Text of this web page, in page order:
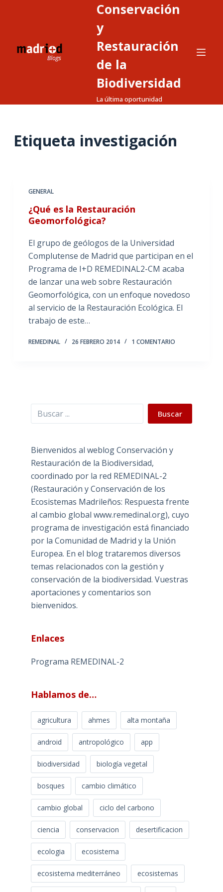
l
Conservación
y
Restauración
de la
Biodiversidad
La última oportunidad
Etiqueta investigación
GENERAL
¿Qué es la Restauración
Geomorfológica?
El grupo de geólogos de la Universidad
Complutense de Madrid que participan en el
Programa de I+D REMEDINAL2-CM acaba
de lanzar una web sobre Restauración
Geomorfológica, con un enfoque novedoso
al servicio de la Restauración Ecológica. El
trabajo de este…
REMEDINAL 26 FEBRERO 2014 1 COMENTARIO
Buscar Buscar
Bienvenidos al weblog Conservación y
Restauración de la Biodiversidad,
coordinado por la red REMEDINAL-2
(Restauración y Conservación de los
Ecosistemas Madrileños: Respuesta frente
al cambio global www.remedinal.org), cuyo
programa de investigación está financiado
por la Comunidad de Madrid y la Unión
Europea. En el blog trataremos diversos
temas relacionados con la gestión y
conservación de la biodiversidad. Vuestras
aportaciones y comentarios son
bienvenidos.
Enlaces
Programa REMEDINAL-2
Hablamos de…
agricultura ahmes alta montaña
android antropológico app
biodiversidad biología vegetal
bosques cambio climático
cambio global ciclo del carbono
ciencia conservacion desertificacion
ecologia ecosistema
ecosistema mediterráneo ecosistemas